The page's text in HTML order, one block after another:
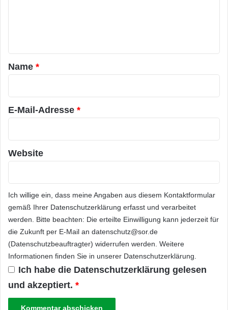
a
r
*
Name *
E-Mail-Adresse *
Website
Ich willige ein, dass meine Angaben aus diesem Kontaktformular
gemäß Ihrer Datenschutzerklärung erfasst und verarbeitet
werden. Bitte beachten: Die erteilte Einwilligung kann jederzeit für
die Zukunft per E-Mail an datenschutz@sor.de
(Datenschutzbeauftragter) widerrufen werden. Weitere
Informationen finden Sie in unserer Datenschutzerklärung.
Ich habe die Datenschutzerklärung gelesen
und akzeptiert. *